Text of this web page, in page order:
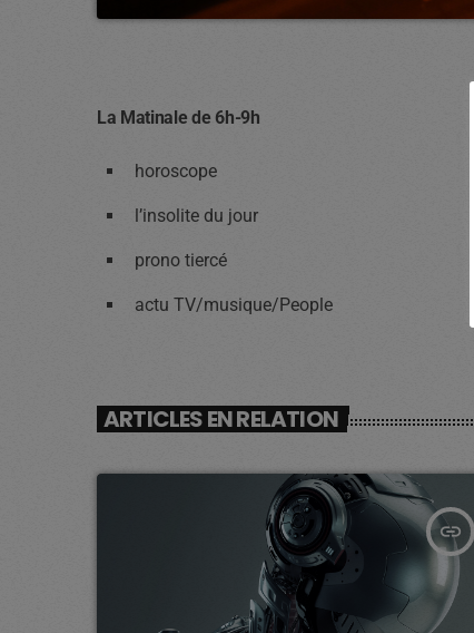
La Matinale de 6h-9h
horoscope
l’insolite du jour
prono tiercé
actu TV/musique/People
ARTICLES EN RELATION
insert_link